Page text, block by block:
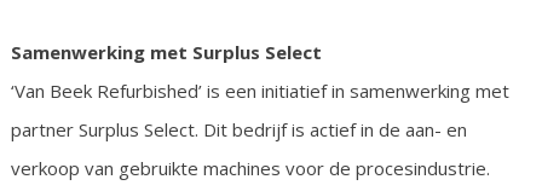
Samenwerking met Surplus Select
‘Van Beek Refurbished’ is een initiatief in samenwerking met
partner Surplus Select. Dit bedrijf is actief in de aan- en
verkoop van gebruikte machines voor de procesindustrie.